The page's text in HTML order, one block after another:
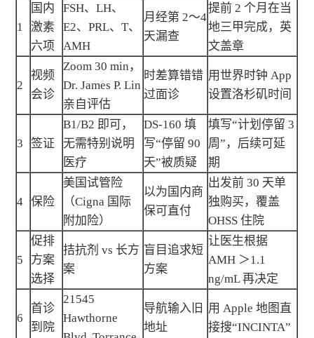
1
国内
激素
六项
FSH、LH、
E2、PRL、T、
AMH
月经第 2～4
天漏查
提前 2 个月在当
地三甲完成，英
文盖章
2
视频
会诊
Zoom 30 min，
Dr. James P. Lin
亲自评估
时差算错错
过面诊
用世界时钟 App
设置洛杉矶时间
3 签证
B1/B2 即可，
无需特别说明
医疗
DS-160 填
写“停留 90
天”被质疑
填写“计划停留 3
周”，后续可延
期
4 保险
美国试管险
（Cigna 国际
附加险）
以为国内商
保可直付
出发前 30 天单
独购买，覆盖
OHSS 住院
5
促排
方案
选择
拮抗剂 vs 长方
案
盲目追求短
方案
让医生根据
AMH ＞1.1
ng/mL 再决定
6
首诊
到院
21545
Hawthorne
导航输入旧
地址
用 Apple 地图直
接搜“INCINTA”